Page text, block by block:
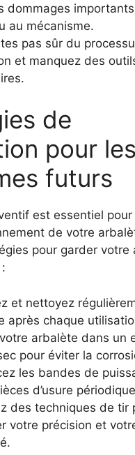
dommages
au mécanisme.
pas sûr du
et manquez des
de
pour les
futurs
est essentiel
de votre
pour garder votre
et nettoyez
après chaque
arbalète dans un
pour éviter la
les bandes de
d’usure
des techniques de tir
votre précision et